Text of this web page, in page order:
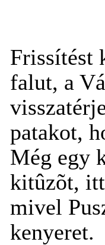
Frissítést
falut, a
patakot,
Még egy
kitûzõt,
mivel
kenyeret.